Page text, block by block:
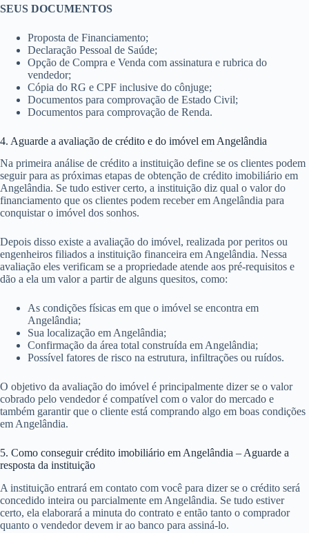
SEUS DOCUMENTOS
Proposta de Financiamento;
Declaração Pessoal de Saúde;
Opção de Compra e Venda com assinatura e rubrica do
vendedor;
Cópia do RG e CPF inclusive do cônjuge;
Documentos para comprovação de Estado Civil;
Documentos para comprovação de Renda.
4. Aguarde a avaliação de crédito e do imóvel em Angelândia
Na primeira análise de crédito a instituição define se os clientes podem
seguir para as próximas etapas de obtenção de crédito imobiliário em
Angelândia. Se tudo estiver certo, a instituição diz qual o valor do
financiamento que os clientes podem receber em Angelândia para
conquistar o imóvel dos sonhos.
Depois disso existe a avaliação do imóvel, realizada por peritos ou
engenheiros filiados a instituição financeira em Angelândia. Nessa
avaliação eles verificam se a propriedade atende aos pré-requisitos e
dão a ela um valor a partir de alguns quesitos, como:
As condições físicas em que o imóvel se encontra em
Angelândia;
Sua localização em Angelândia;
Confirmação da área total construída em Angelândia;
Possível fatores de risco na estrutura, infiltrações ou ruídos.
O objetivo da avaliação do imóvel é principalmente dizer se o valor
cobrado pelo vendedor é compatível com o valor do mercado e
também garantir que o cliente está comprando algo em boas condições
em Angelândia.
5. Como conseguir crédito imobiliário em Angelândia – Aguarde a
resposta da instituição
A instituição entrará em contato com você para dizer se o crédito será
concedido inteira ou parcialmente em Angelândia. Se tudo estiver
certo, ela elaborará a minuta do contrato e então tanto o comprador
quanto o vendedor devem ir ao banco para assiná-lo.